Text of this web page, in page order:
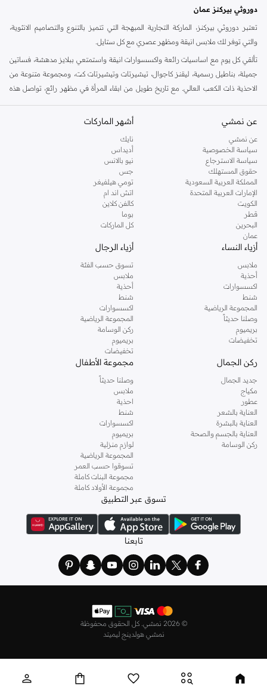
دوروثي بيركنز عمان
تعتبر دوروثي بيركنز، الماركة التجارية المبهجة التي تتميز بالتنوع والتصاميم الانثوية،
والتي توفر لك ملابس انيقة ومظهر عصري مع كل ستايل.
تألقي كل يوم مع اساسيات رائعة واكسسوارات انيقة واستمتعي ببلايز مدهشة، فساتين
جميلة، بناطيل رسمية، ليقنز كاجوال، تيشيرتات وتيشيرتات كت، ومجموعة متنوعة من
الاحذية ذات الكعب العالي. مع تاريخ طويل من ابقاء المرأة في مظهر رائع، تواصل هذه
كنت تقومين بتجديد خزانة ملابسك الملائمة للعمل، البحث عن فستان مثالي للحفلات او
اليه.
تسوقي دوروثي بيركنز اون لاين مسقط
تسوقي دوروثي بيركنز اون لاين من نمشي واستمتعي باكثر من الف ستايل من مجموعة
دوروثي بيركنز الشهيرة. تصفحي المجموعة كاملة في متجر دوروثي بيركنز اون لاين او
استخدمي القائمة لتحديد تجربة تسوق دوروثي بيركنز اون لاين. خدمة التوصيل السريعة
والدعم الاستثنائي يضمن لك تجربة تسوق ممتعة دائما مع نمشي.
عن نمشي
عن نمشي
سياسة الخصوصية
سياسة الاسترجاع
حقوق المستهلك
المملكة العربية السعودية
الإمارات العربية المتحدة
الكويت
قطر
البحرين
عمان
أشهر الماركات
نايك
أديداس
نيو بالانس
جس
تومي هيلفيغر
اتش اند ام
كالفن كلاين
بوما
كل الماركات
أزياء النساء
ملابس
أحذية
اكسسوارات
شنط
المجموعة الرياضية
وصلنا حديثاً
بريميوم
تخفيضات
أزياء الرجال
تسوق حسب الفئة
ملابس
أحذية
شنط
اكسسوارات
المجموعة الرياضية
ركن الوسامة
بريميوم
تخفيضات
ركن الجمال
جديد الجمال
مكياج
عطور
العناية بالشعر
العناية بالبشرة
العناية بالجسم والصحة
ركن الوسامة
مجموعة الأطفال
وصلنا حديثاً
ملابس
احذية
شنط
اكسسوارات
بريميوم
لوازم منزلية
المجموعة الرياضية
تسوقوا حسب العمر
مجموعة البنات كاملة
مجموعة الأولاد كاملة
تسوق عبر التطبيق
تابعنا
© 2026 نمشي. كل الحقوق محفوظة
نمشي هولدينج ليميتد